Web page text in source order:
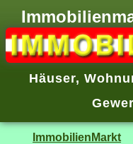
Häuser,
ImmobilienMarkt